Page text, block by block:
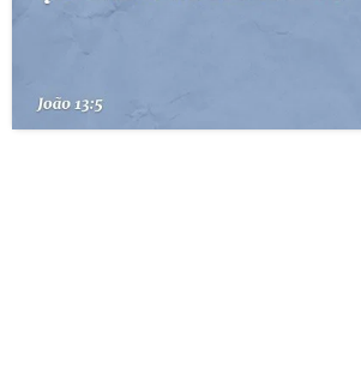
PERGUNTE À BÍBLIA
QUEM SOMOS